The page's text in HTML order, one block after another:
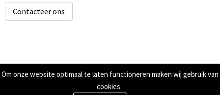
Contacteer ons
Informatie
Om onze website optimaal te laten functioneren maken wij gebruik van
cookies.